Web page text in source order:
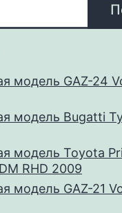
модель GAZ-24
модель Bugatti
модель Toyota
RHD 2009
модель GAZ-21